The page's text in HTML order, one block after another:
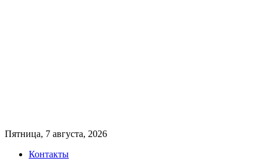
Пятница, 7 августа, 2026
Контакты